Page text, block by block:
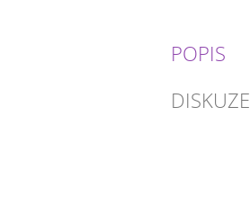
POPIS
DISKUZE